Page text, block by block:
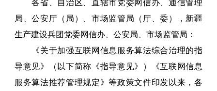
局、公安厅（局）、市场监管局（厅、委），新疆
生产建设兵团党委网信办、公安局、市场监管局：
《关于加强互联网信息服务算法综合治理的指
导意见》（以下简称《指导意见》）《互联网信息
服务算法推荐管理规定》等政策文件印发以来，各